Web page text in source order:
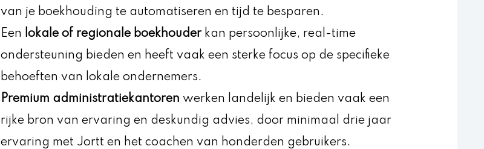
van je boekhouding te automatiseren en tijd te besparen.
Een lokale of regionale boekhouderkan persoonlijke, real-time
ondersteuning bieden en heeft vaak een sterke focus op de specifieke
behoeften van lokale ondernemers.
Premium administratiekantoren werken landelijk en bieden vaak een
rijke bron van ervaring en deskundig advies, door minimaal drie jaar
ervaring met Jortt en het coachen van honderden gebruikers.